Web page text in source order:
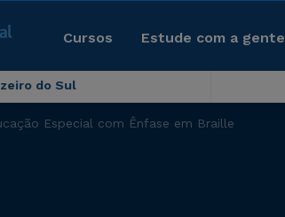
Cursos Estude com a gente
do Sul
Especial com Ênfase em Braille